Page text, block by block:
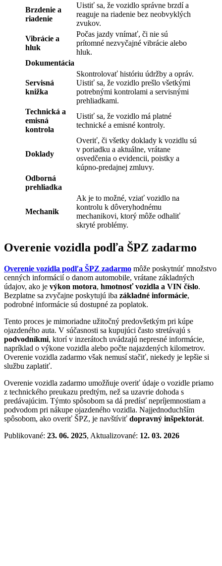
Brzdenie a
riadenie
Uistiť sa, že vozidlo správne brzdí a
reaguje na riadenie bez neobvyklých
zvukov.
Vibrácie a
hluk
Počas jazdy vnímať, či nie sú
prítomné nezvyčajné vibrácie alebo
hluk.
Dokumentácia
Servisná
knižka
Skontrolovať históriu údržby a opráv.
Uistiť sa, že vozidlo prešlo všetkými
potrebnými kontrolami a servisnými
prehliadkami.
Technická a
emisná
kontrola
Uistiť sa, že vozidlo má platné
technické a emisné kontroly.
Doklady
Overiť, či všetky doklady k vozidlu sú
v poriadku a aktuálne, vrátane
osvedčenia o evidencii, poistky a
kúpno-predajnej zmluvy.
Odborná
prehliadka
Mechanik
Ak je to možné, vziať vozidlo na
kontrolu k dôveryhodnému
mechanikovi, ktorý môže odhaliť
skryté problémy.
Overenie vozidla podľa ŠPZ zadarmo
Overenie vozidla podľa ŠPZ zadarmo môže poskytnúť množstvo
cenných informácií o danom automobile, vrátane základných
údajov, ako je výkon motora, hmotnosť vozidla a VIN číslo.
Bezplatne sa zvyčajne poskytujú iba základné informácie,
podrobné informácie sú dostupné za poplatok.
Tento proces je mimoriadne užitočný predovšetkým pri kúpe
ojazdeného auta. V súčasnosti sa kupujúci často stretávajú s
podvodníkmi, ktorí v inzerátoch uvádzajú nepresné informácie,
napríklad o výkone vozidla alebo počte najazdených kilometrov.
Overenie vozidla zadarmo však nemusí stačiť, niekedy je lepšie si
službu zaplatiť.
Overenie vozidla zadarmo umožňuje overiť údaje o vozidle priamo
z technického preukazu predtým, než sa uzavrie dohoda s
predávajúcim. Týmto spôsobom sa dá predísť nepríjemnostiam a
podvodom pri nákupe ojazdeného vozidla. Najjednoduchším
spôsobom, ako overiť ŠPZ, je navštíviť dopravný inšpektorát.
Publikované: 23. 06. 2025, Aktualizované: 12. 03. 2026